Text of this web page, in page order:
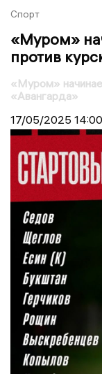
Спорт
«Муром»
против
«Муром»
«Авангарда»
17/05/2025 14:00